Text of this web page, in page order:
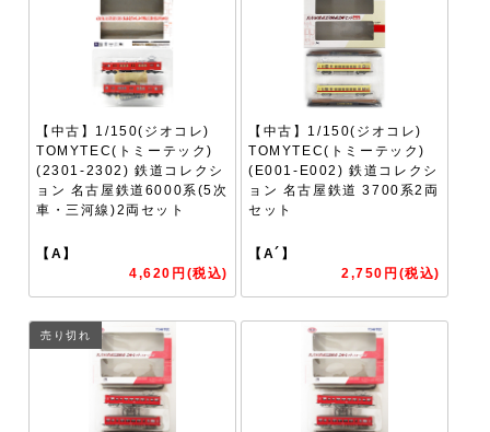
【中古】1/150(ジオコレ)
TOMYTEC(トミーテック)
(2301-2302) 鉄道コレクシ
ョン 名古屋鉄道6000系(5次
車・三河線)2両セット
【A】
4,620円(税込)
【中古】1/150(ジオコレ)
TOMYTEC(トミーテック)
(E001-E002) 鉄道コレクシ
ョン 名古屋鉄道 3700系2両
セット
【A´】
2,750円(税込)
売り切れ